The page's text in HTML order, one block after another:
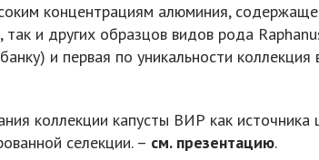
концентрациям алюминия,
и других образцов видов рода
и первая по уникальности
коллекции капусты ВИР как
селекции. – см. презентацию.